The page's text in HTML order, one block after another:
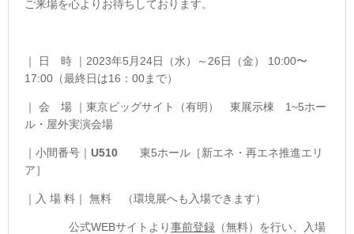
ご来場を心よりお待ちしております。
｜ 日 時 ｜2023年5月24日（水）～26日（金） 10:00〜
17:00（最終日は16：00まで）
｜ 会 場 ｜東京ビッグサイト（有明） 東展示棟 1~5ホー
ル・屋外実演会場
｜小間番号｜ U510 東5ホール［新エネ・再エネ推進エリ
ア］
｜入 場 料｜ 無料 （環境展へも入場できます）
公式WEBサイトより事前登録 （無料）を行い、入場